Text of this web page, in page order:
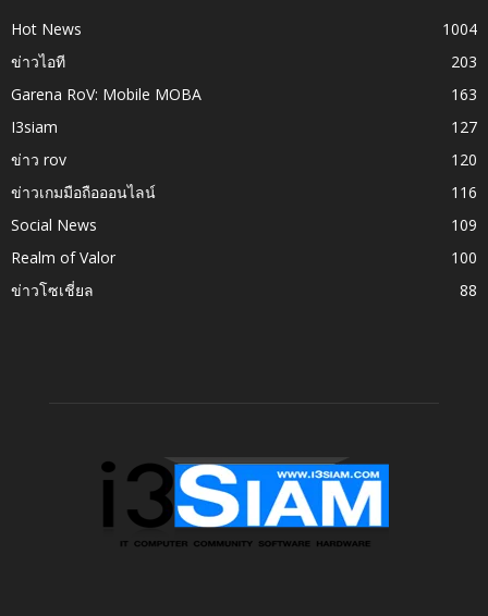
Hot News
1004
ข่าวไอที
203
Garena RoV: Mobile MOBA
163
I3siam
127
ข่าว rov
120
ข่าวเกมมือถือออนไลน์
116
Social News
109
Realm of Valor
100
ข่าวโซเชี่ยล
88